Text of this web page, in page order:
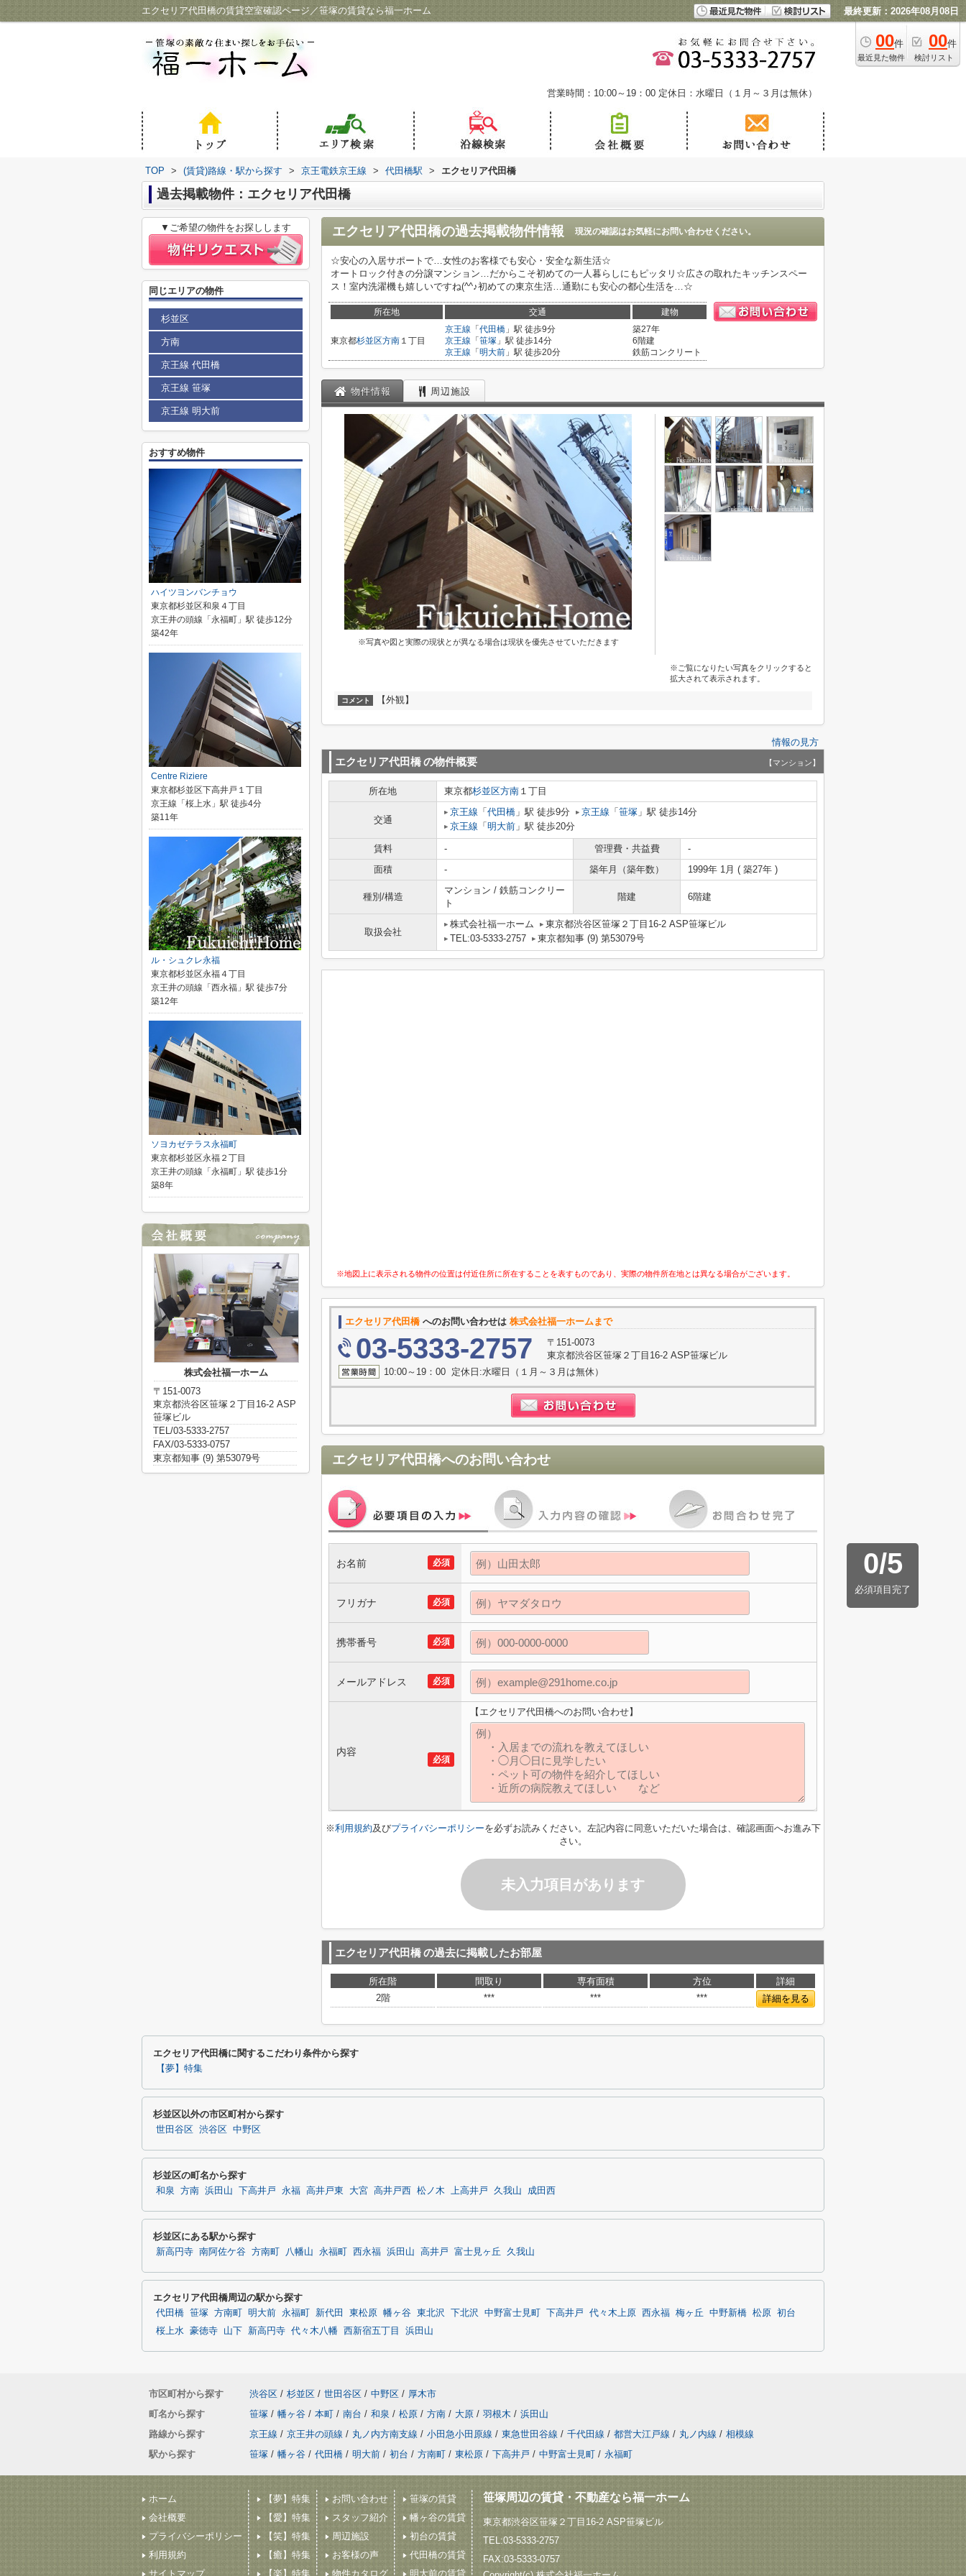
エクセリア代田橋の賃貸空室確認ページ／笹塚の賃貸なら福一ホーム 最終更新：2026年08月08日
00件
最近見た物件
00件
検討リスト
営業時間：10:00～19：00 定休日：水曜日（１月～３月は無休）
TOP > (賃貸)路線・駅から探す > 京王電鉄京王線 > 代田橋駅 > エクセリア代田橋
過去掲載物件：エクセリア代田橋
エクセリア代田橋の過去掲載物件情報 現況の確認はお気軽にお問い合わせください。
☆安心の入居サポートで…女性のお客様でも安心・安全な新生活☆
オートロック付きの分譲マンション…だからこそ初めての一人暮らしにもピッタリ☆広さの取れたキッチンスペー
ス！室内洗濯機も嬉しいですね(^^♪初めての東京生活…通勤にも安心の都心生活を…☆
所在地 交通 建物
東京都杉並区方南 １丁目
京王線 「 代田橋 」駅 徒歩9分
京王線 「 笹塚 」駅 徒歩14分
京王線 「 明大前 」駅 徒歩20分
築27年
6階建
鉄筋コンクリート
物件情報 周辺施設
※写真や図と実際の現状とが異なる場合は現状を優先させていただきます
※ご覧になりたい写真をクリックすると
拡大されて表示されます。
コメント 【外観】
情報の見方
エクセリア代田橋の物件概要 【マンション】
所在地 東京都杉並区方南 １丁目
交通
京王線 「 代田橋 」駅 徒歩9分 京王線 「 笹塚 」駅 徒歩14分
京王線 「 明大前 」駅 徒歩20分
賃料 - 管理費・共益費
-
面積
- 築年月（築年数） 1999年 1月 ( 築27年 )
種別/構造
マンション / 鉄筋コンクリー
ト
階建 6階建
取扱会社
株式会社福一ホーム
東京都渋谷区笹塚２丁目16-2 ASP笹塚ビル
TEL:03-5333-2757
東京都知事 (9) 第53079号
※地図上に表示される物件の位置は付近住所に所在することを表すものであり、実際の物件所在地とは異なる場合がございます。
エクセリア代田橋 へのお問い合わせは 株式会社福一ホームまで
03-5333-2757
〒151-0073
東京都渋谷区笹塚２丁目16-2 ASP笹塚ビル
10:00～19：00 定休日:水曜日（１月～３月は無休）
エクセリア代田橋へのお問い合わせ
0/5
必須項目完了
必須
お名前
必須
フリガナ
必須
携帯番号
必須
メールアドレス
必須
内容
【エクセリア代田橋へのお問い合わせ】
※利用規約及びプライバシーポリシーを必ずお読みください。左記内容に同意いただいた場合は、確認画面へお進み下
さい。
未入力項目があります
エクセリア代田橋の過去に掲載したお部屋
所在階 間取り 専有面積 方位
詳細
2階
*** *** *** 詳細を見る
▼ご希望の物件をお探しします
同じエリアの物件
杉並区
方南
京王線 代田橋
京王線 笹塚
京王線 明大前
おすすめ物件
ハイツヨンバンチョウ
東京都杉並区和泉４丁目
京王井の頭線「永福町」駅 徒歩12分
築42年
Centre Riziere
東京都杉並区下高井戸１丁目
京王線「桜上水」駅 徒歩4分
築11年
ル・シュクレ永福
東京都杉並区永福４丁目
京王井の頭線「西永福」駅 徒歩7分
築12年
ソヨカゼテラス永福町
東京都杉並区永福２丁目
京王井の頭線「永福町」駅 徒歩1分
築8年
株式会社福一ホーム
〒151-0073
東京都渋谷区笹塚２丁目16-2 ASP
笹塚ビル
TEL/03-5333-2757
FAX/03-5333-0757
東京都知事 (9) 第53079号
エクセリア代田橋に関するこだわり条件から探す
【夢】特集
杉並区以外の市区町村から探す
世田谷区 渋谷区 中野区
杉並区の町名から探す
和泉 方南 浜田山 下高井戸 永福 高井戸東 大宮 高井戸西 松ノ木 上高井戸 久我山 成田西
杉並区にある駅から探す
新高円寺 南阿佐ケ谷 方南町 八幡山 永福町 西永福 浜田山 高井戸 富士見ヶ丘 久我山
エクセリア代田橋周辺の駅から探す
代田橋 笹塚 方南町 明大前 永福町 新代田 東松原 幡ヶ谷 東北沢 下北沢 中野富士見町 下高井戸 代々木上原 西永福 梅ヶ丘 中野新橋 松原
初台
桜上水 豪徳寺 山下 新高円寺 代々木八幡 西新宿五丁目 浜田山
市区町村から探す 渋谷区 / 杉並区 / 世田谷区 / 中野区 / 厚木市
町名から探す
笹塚 / 幡ヶ谷 / 本町 / 南台 / 和泉 / 松原 / 方南 / 大原 / 羽根木 / 浜田山
路線から探す
京王線 / 京王井の頭線 / 丸ノ内方南支線 / 小田急小田原線 / 東急世田谷線 / 千代田線 / 都営大江戸線 / 丸ノ内線 / 相模線
駅から探す
笹塚 / 幡ヶ谷 / 代田橋 / 明大前 / 初台 / 方南町 / 東松原 / 下高井戸 / 中野富士見町 / 永福町
ホーム
会社概要
プライバシーポリシー
利用規約
サイトマップ
【夢】特集
【愛】特集
【笑】特集
【癒】特集
【楽】特集
お問い合わせ
スタッフ紹介
周辺施設
お客様の声
物件カタログ
笹塚の賃貸
幡ヶ谷の賃貸
初台の賃貸
代田橋の賃貸
明大前の賃貸
笹塚周辺の賃貸・不動産なら福一ホーム
東京都渋谷区笹塚２丁目16-2 ASP笹塚ビル
TEL:03-5333-2757
FAX:03-5333-0757